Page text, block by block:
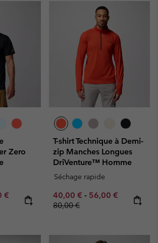
Zero
sale price:
€ Regular price:
T-shirt Technique à Demi-
zip Manches Longues
DriVenture™ Homme
Séchage rapide
Minimum sale price:
40,00 € - Maximum sale
56,00 € Regular
80,00 €